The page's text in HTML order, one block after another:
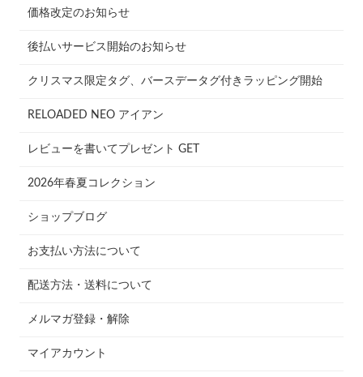
価格改定のお知らせ
後払いサービス開始のお知らせ
クリスマス限定タグ、バースデータグ付きラッピング開始
RELOADED NEO アイアン
レビューを書いてプレゼント GET
2026年春夏コレクション
ショップブログ
お支払い方法について
配送方法・送料について
メルマガ登録・解除
マイアカウント